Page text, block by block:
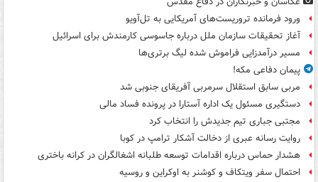
ورود فرمانده تروریست‌های آمریکایی به تل‌آویو
آغاز تحقیقات سازمان ملل درباره جاسوسی کارمندش برای اسرائیل
مسیر درآمدزایی فراموش شده لیگ برتری‌ها
پیمان دفاعی مکه!
مربی سابق استقلال سرمربی آفریقای جنوبی شد
دستگیری مسئول یک اداره آستارا در پرونده فساد مالی
مجتبی جباری تیم جدیدش را انتخاب کرد
روایت رسانه عبری از دخالت آشکار ترامپ در کوبا
هشدار حماس درباره اقدامات توسعه طلبانه اشغالگران در کرانه باختری
احتمال سفر ویتکاف و کوشنر به اوکراین و روسیه